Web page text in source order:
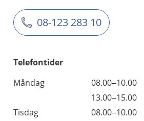
08-123 283 10
Telefontider
Måndag
08.00–10.00
13.00–15.00
Tisdag
08.00–10.00